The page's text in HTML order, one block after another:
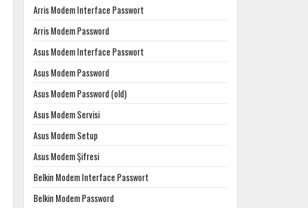
Arris Modem Interface Passwort
Arris Modem Password
Asus Modem Interface Passwort
Asus Modem Password
Asus Modem Password (old)
Asus Modem Servisi
Asus Modem Setup
Asus Modem Şifresi
Belkin Modem Interface Passwort
Belkin Modem Password